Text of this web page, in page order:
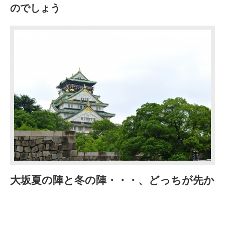
のでしょう
大坂夏の陣と冬の陣・・・、どっちが先か